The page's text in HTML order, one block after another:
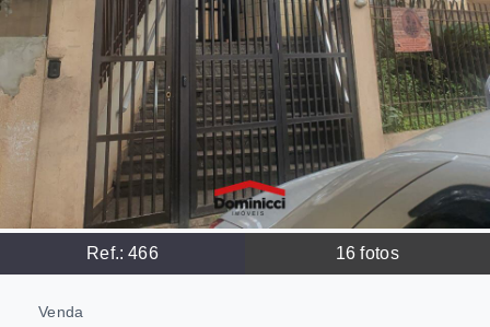
Ref.:466 16 fotos
Venda